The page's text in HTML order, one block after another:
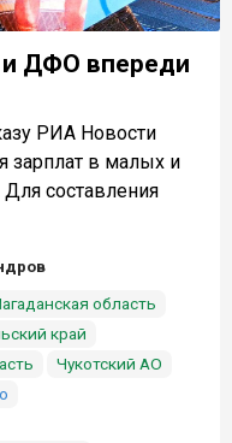
и ДФО впереди
РИА Новости
зарплат в малых и
составления
область
край
Чукотский АО